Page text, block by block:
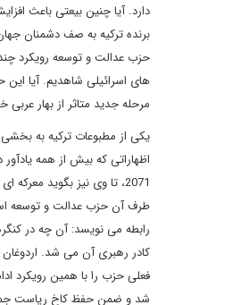
دارد. آیا چنین بیعتی باعث
برنده ترکیه به صف دشمنان
حزب عدالت و توسعه رویکرد
های اسرائیلی شاهدیم. آیا
مرحله جدید متاثر از بهار
یکی از مطبوعات ترکیه به
2071، تا وی نیز بگوید
طرف آن حزب عدالت و توسعه
رابطه می نویسد: آن چه در
کادر رهبری آن می شد.
فعلی حزب را با همین رویکرد
شد و ضمن حفظ کاخ ریاست